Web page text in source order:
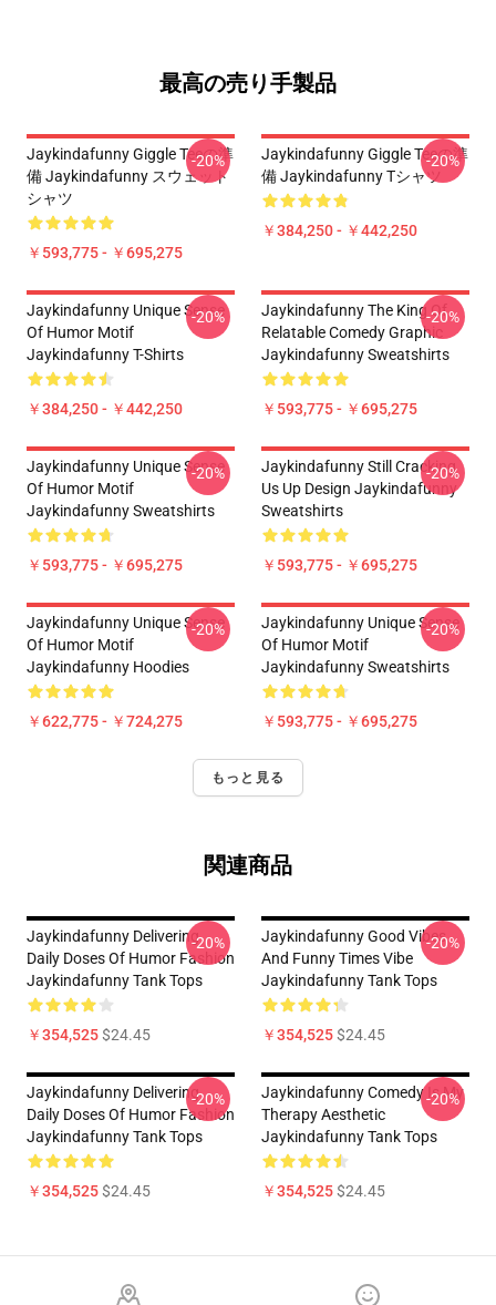
最高の売り手製品
Jaykindafunny Giggle Teeの準
備 Jaykindafunny スウェット
シャツ
￥593,775 - ￥695,275
-20%
Jaykindafunny Giggle Teeの準
備 Jaykindafunny Tシャツ
￥384,250 - ￥442,250
-20%
Jaykindafunny Unique Sense
Of Humor Motif
Jaykindafunny T-Shirts
￥384,250 - ￥442,250
-20%
Jaykindafunny The King Of
Relatable Comedy Graphic
Jaykindafunny Sweatshirts
￥593,775 - ￥695,275
-20%
Jaykindafunny Unique Sense
Of Humor Motif
Jaykindafunny Sweatshirts
￥593,775 - ￥695,275
-20%
Jaykindafunny Still Cracking
Us Up Design Jaykindafunny
Sweatshirts
￥593,775 - ￥695,275
-20%
Jaykindafunny Unique Sense
Of Humor Motif
Jaykindafunny Hoodies
￥622,775 - ￥724,275
-20%
Jaykindafunny Unique Sense
Of Humor Motif
Jaykindafunny Sweatshirts
￥593,775 - ￥695,275
-20%
もっと見る
関連商品
Jaykindafunny Delivering
Daily Doses Of Humor Fashion
Jaykindafunny Tank Tops
￥354,525$24.45
-20%
Jaykindafunny Good Vibes
And Funny Times Vibe
Jaykindafunny Tank Tops
￥354,525$24.45
-20%
Jaykindafunny Delivering
Daily Doses Of Humor Fashion
Jaykindafunny Tank Tops
￥354,525$24.45
-20%
Jaykindafunny Comedy Is My
Therapy Aesthetic
Jaykindafunny Tank Tops
￥354,525$24.45
-20%